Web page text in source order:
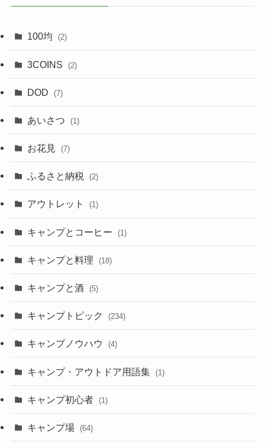
100均 (2)
3COINS (2)
DOD (7)
あいさつ (1)
お花見 (7)
ふるさと納税 (2)
アウトレット (1)
キャンプとコーヒー (1)
キャンプと料理 (18)
キャンプと酒 (5)
キャンプトピック (234)
キャンプノウハウ (4)
キャンプ・アウトドア用語集 (1)
キャンプ初心者 (1)
キャンプ場 (64)